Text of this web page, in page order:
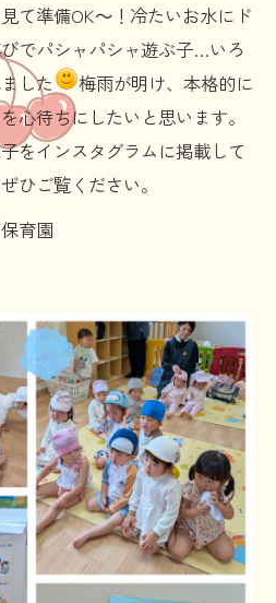
て準備OK～！冷たいお水にド
でパシャパシャ遊ぶ子…いろ
した
梅雨が明け、本格的に
心待ちにしたいと思います。
をインスタグラムに掲載して
ひご覧ください。
育園